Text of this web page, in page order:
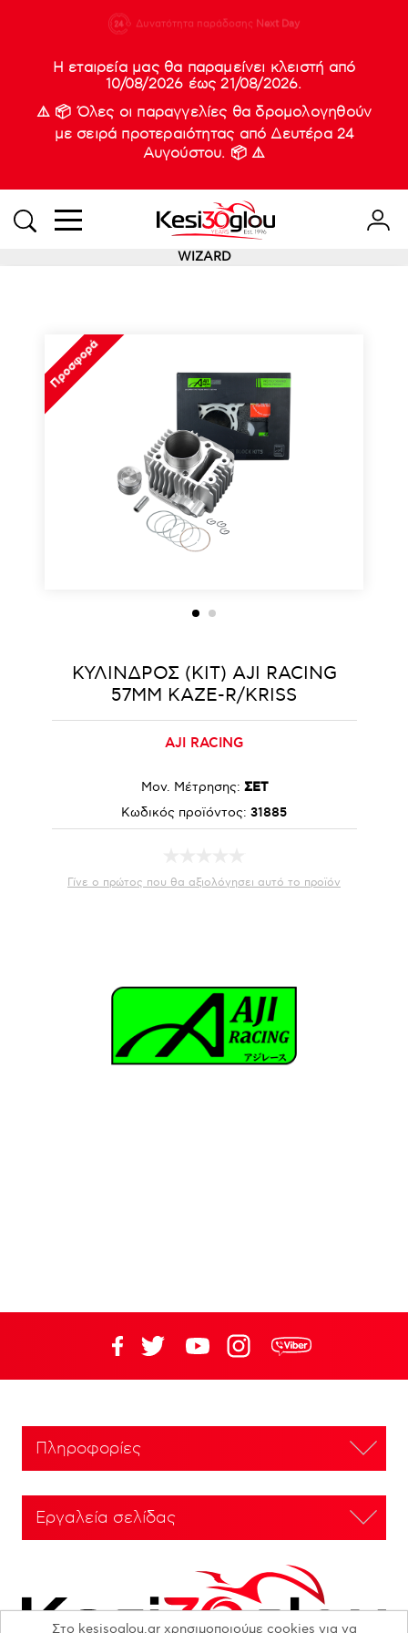
933
Δυνατότητα παράδοσης Next Day
Νέες
Η εταιρεία μας θα παραμείνει κλειστή από
10/08/2026 έως 21/08/2026.
⚠️ 📦 Όλες οι παραγγελίες θα δρομολογηθούν
με σειρά προτεραιότητας από Δευτέρα 24
Αυγούστου. 📦 ⚠️
WIZARD
Προσφορά
ΚΥΛΙΝΔΡΟΣ (KIT) AJI RACING
57MM KAZE-R/KRISS
AJI RACING
Μον. Μέτρησης: ΣΕΤ
Κωδικός προϊόντος: 31885
Γίνε ο πρώτος που θα αξιολόγησει αυτό το προϊόν
Πληροφορίες
Εργαλεία σελίδας
Στο kesisoglou.gr χρησιμοποιούμε cookies για να